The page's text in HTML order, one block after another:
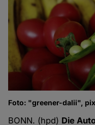
Foto: "greener-dalii",
BONN. (hpd) Die